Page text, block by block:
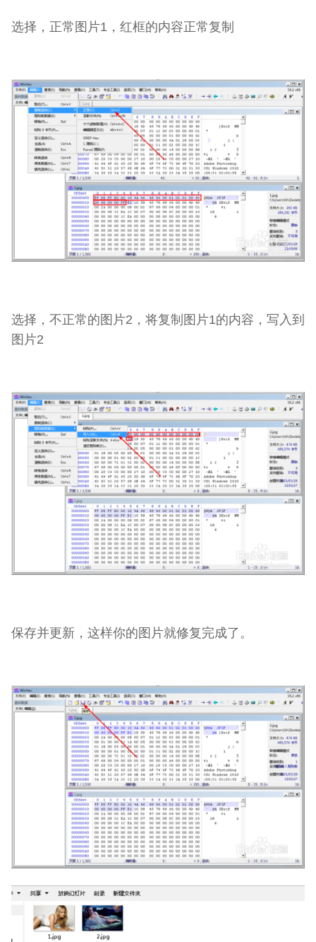
选择，正常图片1，红框的内容正常复制
选择，不正常的图片2，将复制图片1的内容，写入到
图片2
保存并更新，这样你的图片就修复完成了。